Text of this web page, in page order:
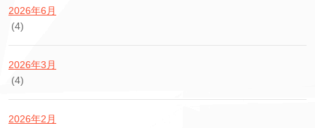
2026年6月
(4)
2026年3月
(4)
2026年2月